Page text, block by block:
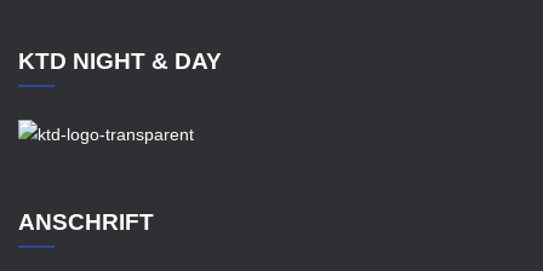
KTD NIGHT & DAY
ANSCHRIFT